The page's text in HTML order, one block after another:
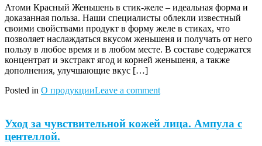
Атоми Красный Женьшень в стик-желе – идеальная форма и
доказанная польза. Наши специалисты облекли известный
своими свойствами продукт в форму желе в стиках, что
позволяет наслаждаться вкусом женьшеня и получать от него
пользу в любое время и в любом месте. В составе содержатся
концентрат и экстракт ягод и корней женьшеня, а также
дополнения, улучшающие вкус […]
Posted in О продукцииLeave a comment
Уход за чувствительной кожей лица. Ампула с
центеллой.